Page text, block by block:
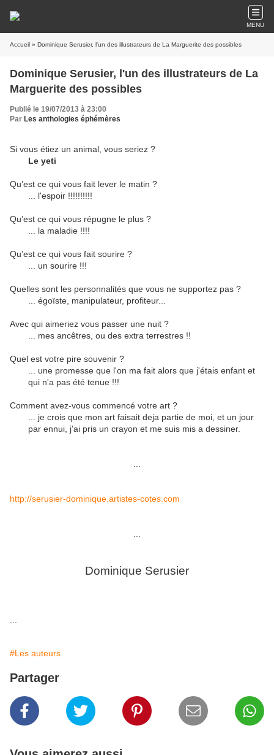
MENU
Accueil » Dominique Serusier, l'un des illustrateurs de La Marguerite des possibles
Dominique Serusier, l'un des illustrateurs de La
Marguerite des possibles
Publié le 19/07/2013 à 23:00
Par Les anthologies éphémères
Si vous étiez un animal, vous seriez ?
Le yeti
Qu’est ce qui vous fait lever le matin ?
... l'espoir !!!!!!!!!!
Qu’est ce qui vous répugne le plus ?
... la maladie !!!!
Qu’est ce qui vous fait sourire ?
... un sourire !!!
Quelles sont les personnalités que vous ne supportez pas ?
... égoïste, manipulateur, profiteur...
Avec qui aimeriez vous passer une nuit ?
... mes ancêtres, ou des extra terrestres !!
Quel est votre pire souvenir ?
... une promesse que l'on ma fait alors que j'étais enfant et
qui n'a pas été tenue !!!
Comment avez-vous commencé votre art ?
... je crois que mon art faisait deja partie de moi, et un jour
par ennui, j'ai pris un crayon et me suis mis a dessiner.
http://serusier-dominique.artistes-cotes.com
Dominique Serusier
#Les auteurs
Partager